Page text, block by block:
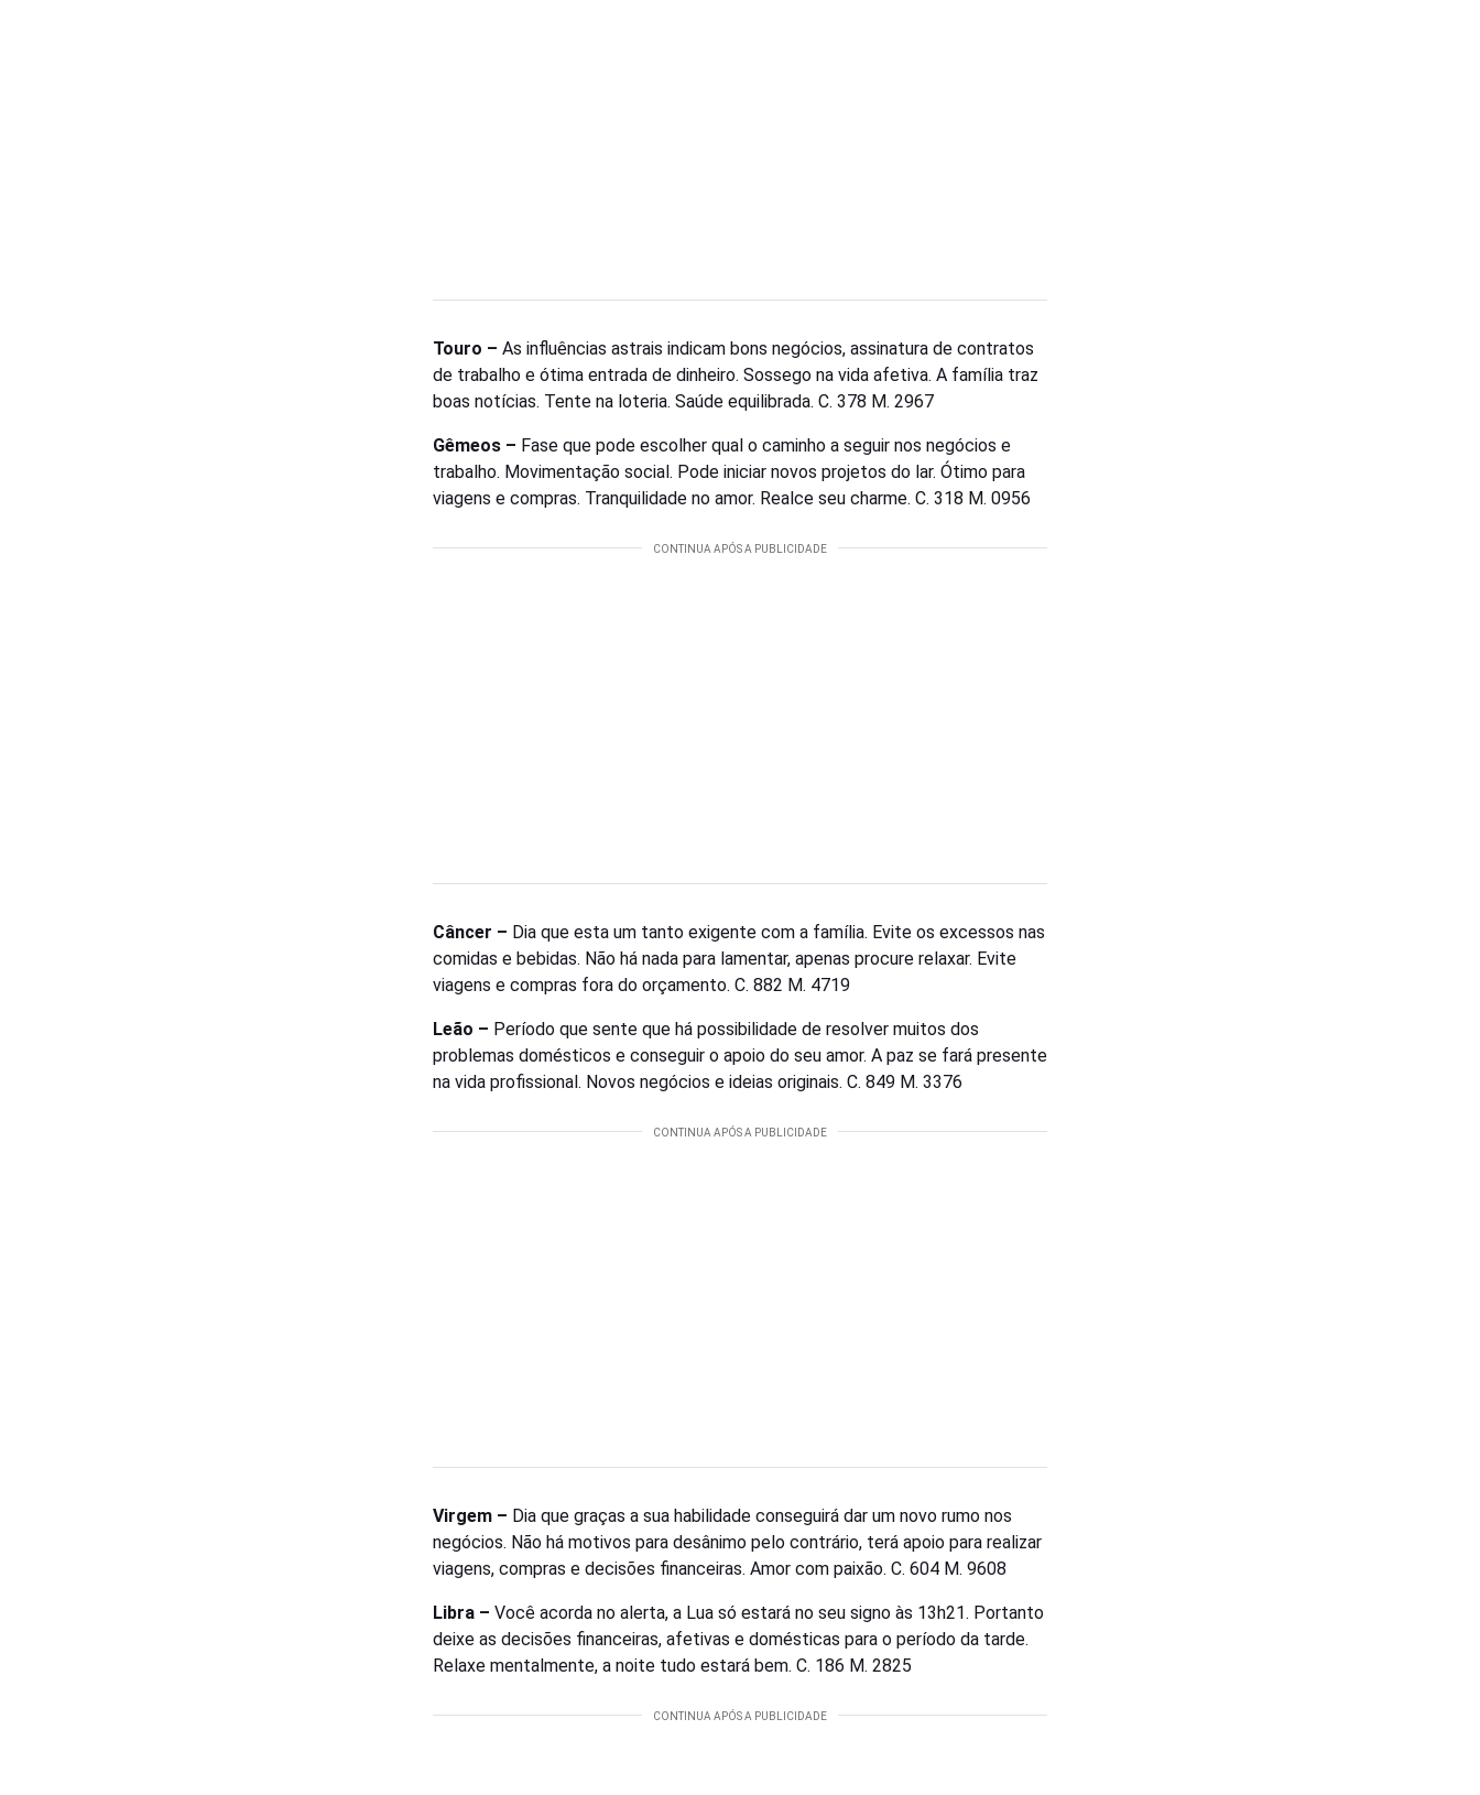
Touro – As influências astrais indicam bons negócios, assinatura de contratos
de trabalho e ótima entrada de dinheiro. Sossego na vida afetiva. A família traz
boas notícias. Tente na loteria. Saúde equilibrada. C. 378 M. 2967
Gêmeos – Fase que pode escolher qual o caminho a seguir nos negócios e
trabalho. Movimentação social. Pode iniciar novos projetos do lar. Ótimo para
viagens e compras. Tranquilidade no amor. Realce seu charme. C. 318 M. 0956
Câncer – Dia que esta um tanto exigente com a família. Evite os excessos nas
comidas e bebidas. Não há nada para lamentar, apenas procure relaxar. Evite
viagens e compras fora do orçamento. C. 882 M. 4719
Leão – Período que sente que há possibilidade de resolver muitos dos
problemas domésticos e conseguir o apoio do seu amor. A paz se fará presente
na vida profissional. Novos negócios e ideias originais. C. 849 M. 3376
Virgem – Dia que graças a sua habilidade conseguirá dar um novo rumo nos
negócios. Não há motivos para desânimo pelo contrário, terá apoio para realizar
viagens, compras e decisões financeiras. Amor com paixão. C. 604 M. 9608
Libra – Você acorda no alerta, a Lua só estará no seu signo às 13h21. Portanto
deixe as decisões financeiras, afetivas e domésticas para o período da tarde.
Relaxe mentalmente, a noite tudo estará bem. C. 186 M. 2825